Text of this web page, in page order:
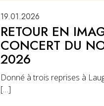
19.01.2026
RETOUR EN
CONCERT DU
2026
Donné à trois reprises à
[…]